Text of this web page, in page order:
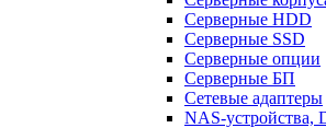
Серверные HDD
Серверные SSD
Серверные опции
Серверные БП
Сетевые адаптеры
NAS-устройства,